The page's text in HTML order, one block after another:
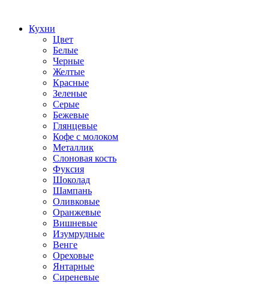
Кухни
Цвет
Белые
Черные
Желтые
Красные
Зеленые
Серые
Бежевые
Глянцевые
Кофе с молоком
Металлик
Слоновая кость
Фуксия
Шоколад
Шампань
Оливковые
Оранжевые
Вишневые
Изумрудные
Венге
Ореховые
Янтарные
Сиреневые